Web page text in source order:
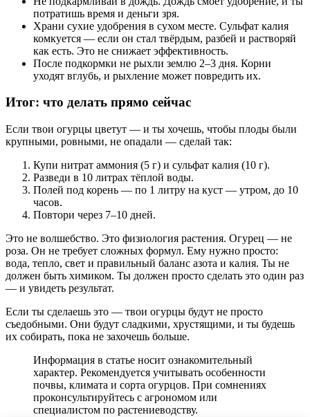
потратишь время и деньги зря.
Храни сухие удобрения в сухом месте. Сульфат калия
комкуется — если он стал твёрдым, разбей и растворяй
как есть. Это не снижает эффективность.
После подкормки не рыхли землю 2–3 дня. Корни
уходят вглубь, и рыхление может повредить их.
Итог: что делать прямо сейчас
Если твои огурцы цветут — и ты хочешь, чтобы плоды были
крупными, ровными, не опадали — сделай так:
Купи нитрат аммония (5 г) и сульфат калия (10 г).
Разведи в 10 литрах тёплой воды.
Полей под корень — по 1 литру на куст — утром, до 10
часов.
Повтори через 7–10 дней.
Это не волшебство. Это физиология растения. Огурец — не
роза. Он не требует сложных формул. Ему нужно просто:
вода, тепло, свет и правильный баланс азота и калия. Ты не
должен быть химиком. Ты должен просто сделать это один раз
— и увидеть результат.
Если ты сделаешь это — твои огурцы будут не просто
съедобными. Они будут сладкими, хрустящими, и ты будешь
их собирать, пока не захочешь больше.
Информация в статье носит ознакомительный
характер. Рекомендуется учитывать особенности
почвы, климата и сорта огурцов. При сомнениях
проконсультируйтесь с агрономом или
специалистом по растениеводству.